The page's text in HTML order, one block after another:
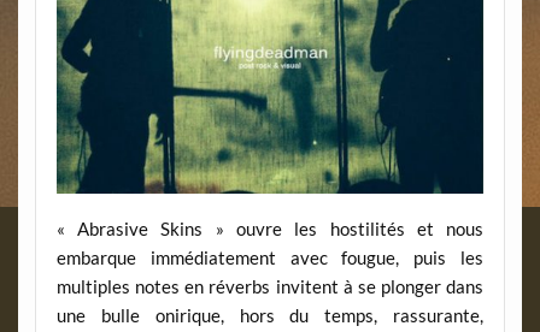
« Abrasive Skins » ouvre les hostilités et nous
embarque immédiatement avec fougue, puis les
multiples notes en réverbs invitent à se plonger dans
une bulle onirique, hors du temps, rassurante,